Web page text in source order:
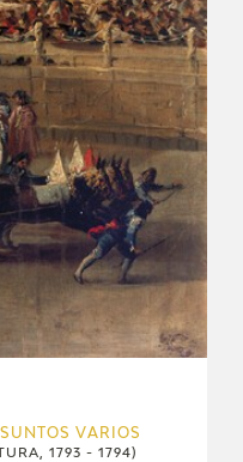
VARIOS
1793 - 1794)